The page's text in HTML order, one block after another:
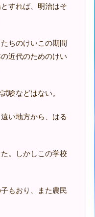
すれば、明治はそ
ちのけいこの期間
近代のためのけい
験などはない。
い地方から、はる
。しかしこの学校
もおり、また農民